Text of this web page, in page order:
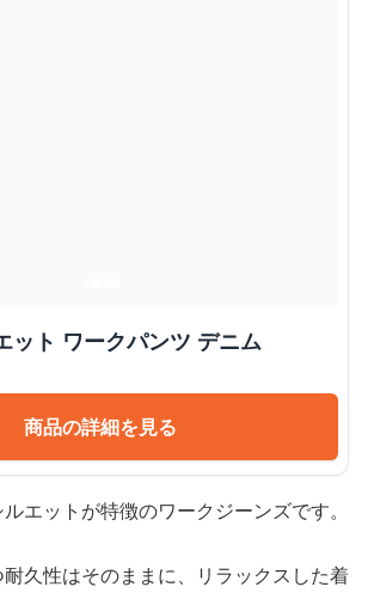
ット ワークパンツ デニム
商品の詳細を見る
エットが特徴のワークジーンズです。
久性はそのままに、リラックスした着